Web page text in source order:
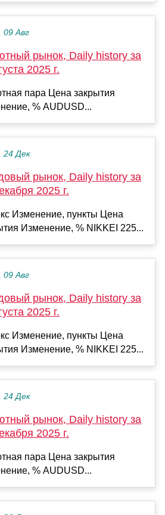
09 Авг
рынок, Daily history за
2025 г.
пара Цена закрытия
% AUDUSD...
24 Дек
рынок, Daily history за
2025 г.
Изменение, пункты Цена
Изменение, % NIKKEI 225...
09 Авг
рынок, Daily history за
2025 г.
Изменение, пункты Цена
Изменение, % NIKKEI 225...
24 Дек
рынок, Daily history за
2025 г.
пара Цена закрытия
% AUDUSD...